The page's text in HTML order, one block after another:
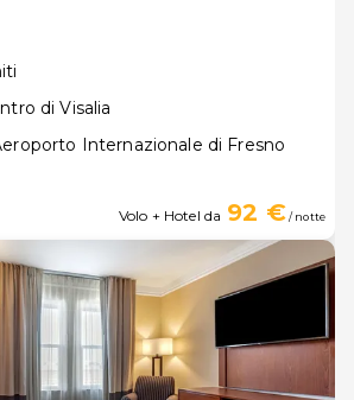
di Visalia
Internazionale di Fresno
Volo + Hotel da 92 €/ notte